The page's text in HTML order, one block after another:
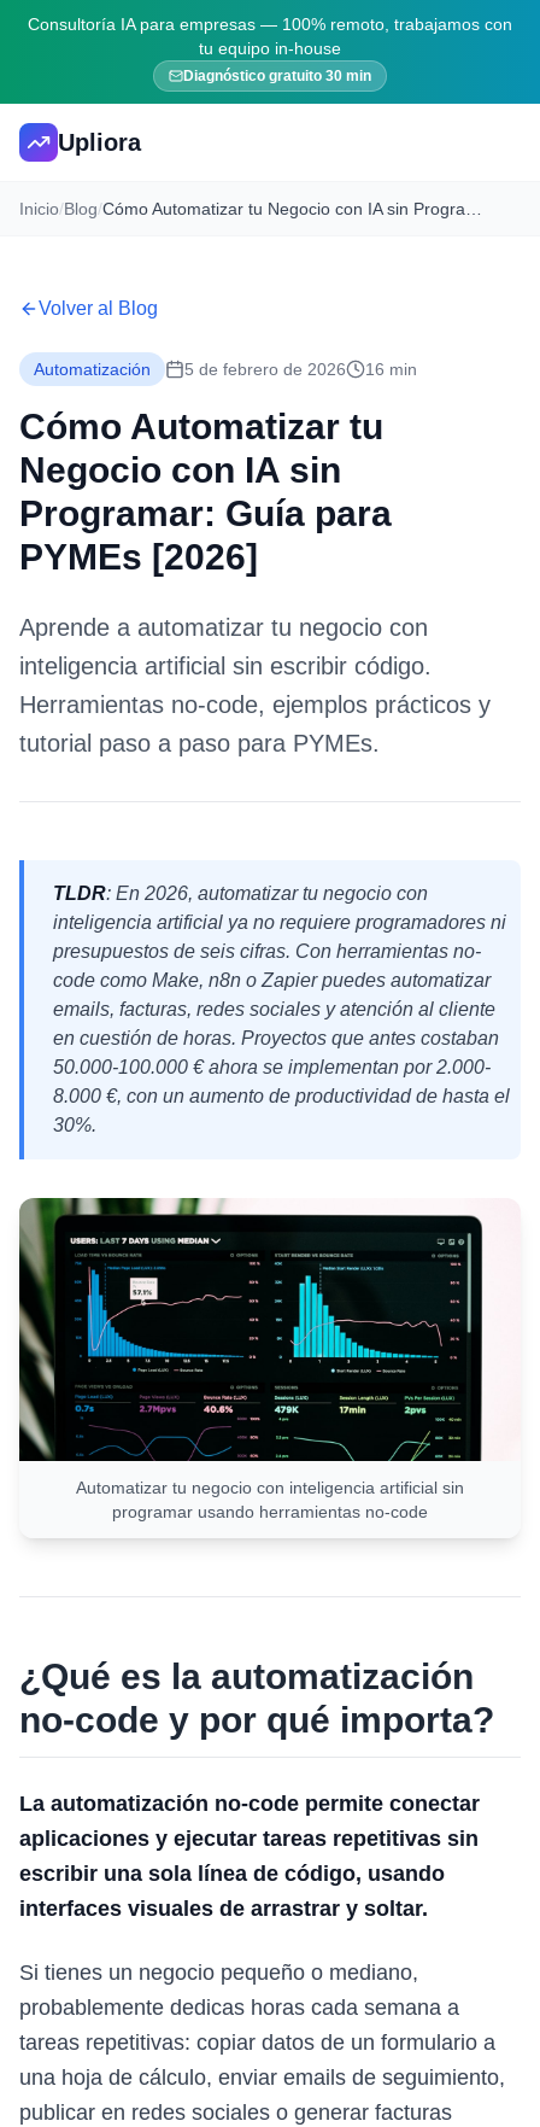
Consultoría IA para empresas — 100% remoto, trabajamos con
tu equipo in-house
Diagnóstico gratuito 30 min
Upliora
Inicio/Blog/
Volver al Blog
Automatización 5 de febrero de 2026 16 min
Cómo Automatizar tu
Negocio con IA sin
Programar: Guía para
PYMEs [2026]
Aprende a automatizar tu negocio con
inteligencia artificial sin escribir código.
Herramientas no-code, ejemplos prácticos y
tutorial paso a paso para PYMEs.
TLDR: En 2026, automatizar tu negocio con
inteligencia artificial ya no requiere programadores ni
presupuestos de seis cifras. Con herramientas no-
code como Make, n8n o Zapier puedes automatizar
emails, facturas, redes sociales y atención al cliente
en cuestión de horas. Proyectos que antes costaban
50.000-100.000 € ahora se implementan por 2.000-
8.000 €, con un aumento de productividad de hasta el
30%.
Automatizar tu negocio con inteligencia artificial sin
programar usando herramientas no-code
¿Qué es la automatización
no-code y por qué importa?
La automatización no-code permite conectar
aplicaciones y ejecutar tareas repetitivas sin
escribir una sola línea de código, usando
interfaces visuales de arrastrar y soltar.
Si tienes un negocio pequeño o mediano,
probablemente dedicas horas cada semana a
tareas repetitivas: copiar datos de un formulario a
una hoja de cálculo, enviar emails de seguimiento,
publicar en redes sociales o generar facturas